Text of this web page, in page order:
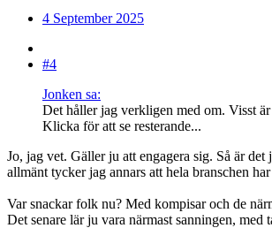
4 September 2025
#4
Jonken sa:
Det håller jag verkligen med om. Visst
Klicka för att se resterande...
Jo, jag vet. Gäller ju att engagera sig. Så är
allmänt tycker jag annars att hela branschen
Var snackar folk nu? Med kompisar och de
Det senare lär ju vara närmast sanningen, med